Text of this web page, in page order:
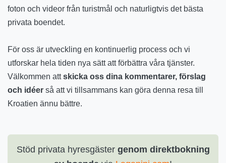
foton och videor från turistmål och naturligtvis det bästa
privata boendet.
För oss är utveckling en kontinuerlig process och vi
utforskar hela tiden nya sätt att förbättra våra tjänster.
Välkommen attskicka oss dina kommentarer, förslag
och idéer så att vi tillsammans kan göra denna resa till
Kroatien ännu bättre.
Stöd privata hyresgäster genom direktbokning